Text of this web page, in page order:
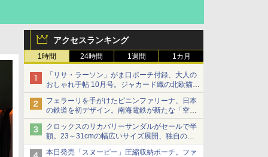
アクセスランキング
1時間 24時間 1週間 1カ月
「リサ・ラーソン」がま口ポーチ付録、大人の
おしゃれ手帖 10月号。ジャカード織の北欧猫デ
ザイン
フェラーリを手がけたピニンファリーナ、日本
の鉄道を初デザイン。南海電鉄が新たな「空港
特急」をなにわ筋線へ導入
クロックスのリカバリーサンダルがセールで半
額。23～31cmの幅広いサイズ展開、独自のク
ッション素材を採用
本日発売「スヌーピー」圧縮収納ポーチ。ファ